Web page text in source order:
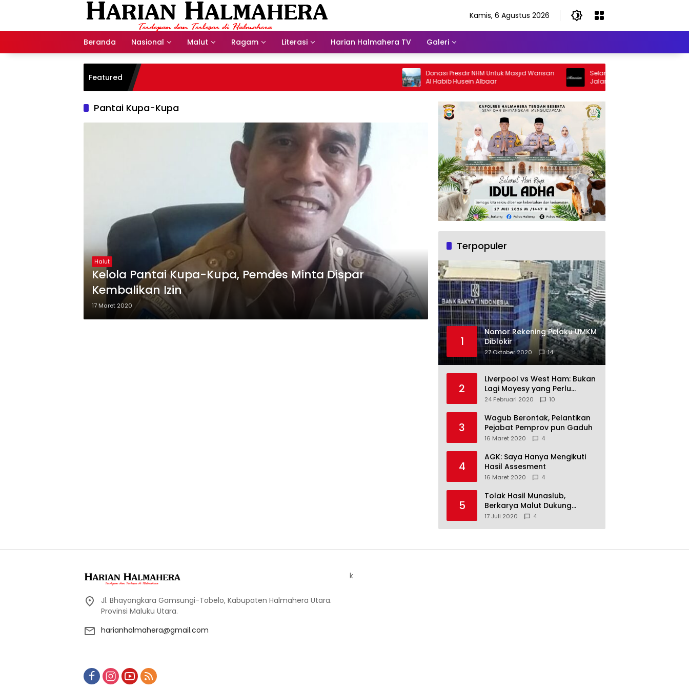
Kamis, 6 Agustus 2026
Beranda Nasional Malut Ragam Literasi Harian Halmahera TV Galeri
Featured
Donasi Presdir NHM Untuk Masjid Warisan
Al Habib Husein Albaar
Selamat Jalan Sang Inspirator,
Jalan Abangku Yuslam Idris
Pantai Kupa-Kupa
Halut
Kelola Pantai Kupa-Kupa, Pemdes Minta Dispar
Kembalikan Izin
17 Maret 2020
Terpopuler
1
Nomor Rekening Pelaku UMKM
Diblokir
27 Oktober 2020 14
2
Liverpool vs West Ham: Bukan
Lagi Moyesy yang Perlu
Ditakuti
24 Februari 2020 10
3
Wagub Berontak, Pelantikan
Pejabat Pemprov pun Gaduh
16 Maret 2020 4
4
AGK: Saya Hanya Mengikuti
Hasil Assesment
16 Maret 2020 4
5
Tolak Hasil Munaslub,
Berkarya Malut Dukung
Tommy Soeharto
17 Juli 2020 4
Jl. Bhayangkara Gamsungi-Tobelo, Kabupaten Halmahera Utara.
Provinsi Maluku Utara.
harianhalmahera@gmail.com
k